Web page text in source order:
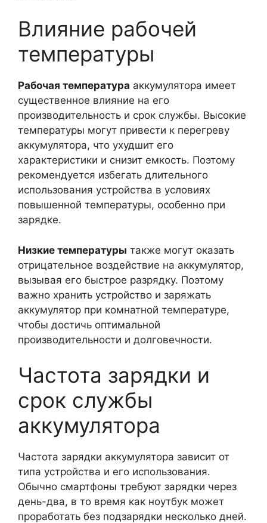
Влияние рабочей
температуры
Рабочая температура аккумулятора имеет
существенное влияние на его
производительность и срок службы. Высокие
температуры могут привести к перегреву
аккумулятора, что ухудшит его
характеристики и снизит емкость. Поэтому
рекомендуется избегать длительного
использования устройства в условиях
повышенной температуры, особенно при
зарядке.
Низкие температуры также могут оказать
отрицательное воздействие на аккумулятор,
вызывая его быстрое разрядку. Поэтому
важно хранить устройство и заряжать
аккумулятор при комнатной температуре,
чтобы достичь оптимальной
производительности и долговечности.
Частота зарядки и
срок службы
аккумулятора
Частота зарядки аккумулятора зависит от
типа устройства и его использования.
Обычно смартфоны требуют зарядки через
день-два, в то время как ноутбук может
проработать без подзарядки несколько дней.